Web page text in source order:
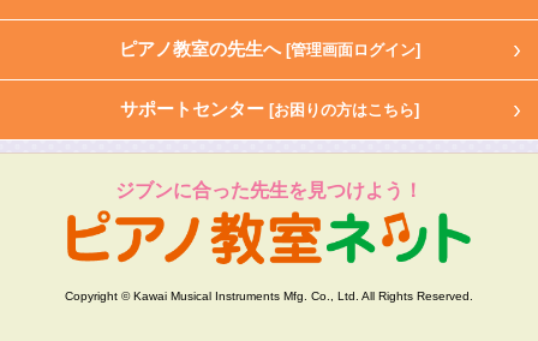
ピアノ教室の先生へ [管理画面ログイン]
サポートセンター [お困りの方はこちら]
ジブンに合った先生を見つけよう！
Copyright © Kawai Musical Instruments Mfg. Co., Ltd. All Rights Reserved.